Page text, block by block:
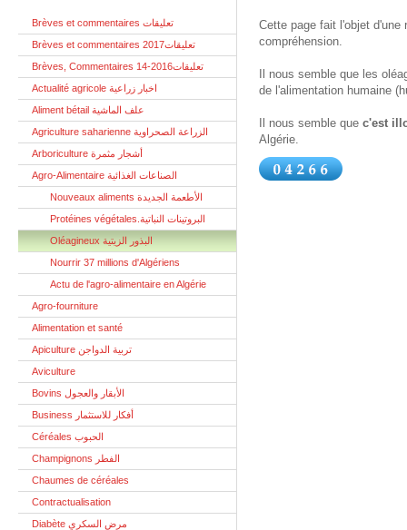
Brèves et commentaires تعليقات
Brèves et commentaires تعليقات2017
Brèves, Commentaires تعليقات2016-14
Actualité agricole اخبار زراعية
Aliment bétail علف الماشية
Agriculture saharienne الزراعة الصحراوية
Arboriculture أشجار مثمرة
Agro-Alimentaire الصناعات الغذائية
Nouveaux aliments الأطعمة الجديدة
Protéines végétales.البروتينات النباتية
Oléagineux البذور الزيتية
Nourrir 37 millions d'Algériens
Actu de l'agro-alimentaire en Algérie
Agro-fourniture
Alimentation et santé
Apiculture تربية الدواجن
Aviculture
Bovins الأبقار والعجول
Business أفكار للاستثمار
Céréales الحبوب
Champignons الفطر
Chaumes de céréales
Contractualisation
Diabète مرض السكري
Cette page fait l'objet
compréhension.
Il nous semble que les
de l'alimentation humaine
Il nous semble que c'est
Algérie.